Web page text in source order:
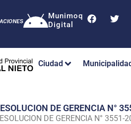
Munimoq
Digital
Ciudad
DE GERENCIA N°
DE GERENCIA N°